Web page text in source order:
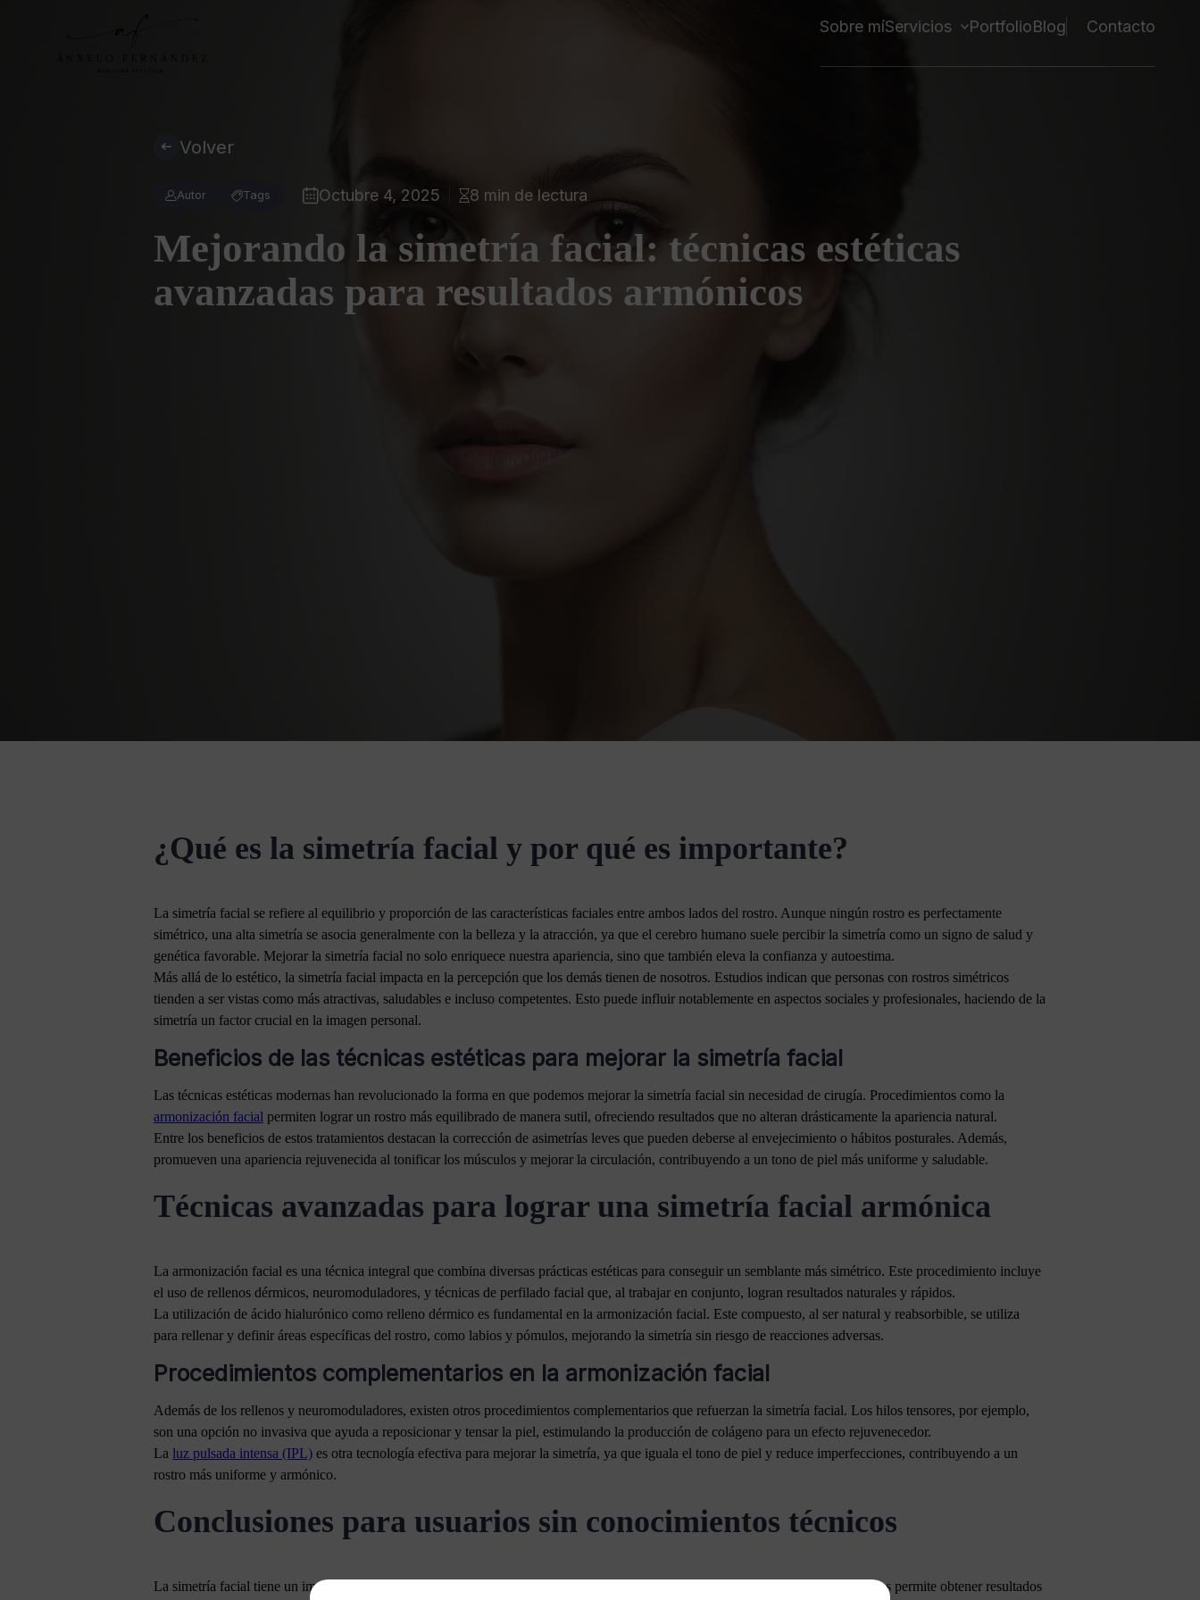
Sobre míServicios PortfolioBlog Contacto
Volver
Autor Tags Octubre 4, 2025 8 min de lectura
Mejorando la simetría facial: técnicas estéticas
avanzadas para resultados armónicos
¿Qué es la simetría facial y por qué es importante?
La simetría facial se refiere al equilibrio y proporción de las características faciales entre ambos lados del rostro. Aunque ningún rostro es perfectamente
simétrico, una alta simetría se asocia generalmente con la belleza y la atracción, ya que el cerebro humano suele percibir la simetría como un signo de salud y
genética favorable. Mejorar la simetría facial no solo enriquece nuestra apariencia, sino que también eleva la confianza y autoestima.
Más allá de lo estético, la simetría facial impacta en la percepción que los demás tienen de nosotros. Estudios indican que personas con rostros simétricos
tienden a ser vistas como más atractivas, saludables e incluso competentes. Esto puede influir notablemente en aspectos sociales y profesionales, haciendo de la
simetría un factor crucial en la imagen personal.
Beneficios de las técnicas estéticas para mejorar la simetría facial
Las técnicas estéticas modernas han revolucionado la forma en que podemos mejorar la simetría facial sin necesidad de cirugía. Procedimientos como la
armonización facial permiten lograr un rostro más equilibrado de manera sutil, ofreciendo resultados que no alteran drásticamente la apariencia natural.
Entre los beneficios de estos tratamientos destacan la corrección de asimetrías leves que pueden deberse al envejecimiento o hábitos posturales. Además,
promueven una apariencia rejuvenecida al tonificar los músculos y mejorar la circulación, contribuyendo a un tono de piel más uniforme y saludable.
Técnicas avanzadas para lograr una simetría facial armónica
La armonización facial es una técnica integral que combina diversas prácticas estéticas para conseguir un semblante más simétrico. Este procedimiento incluye
el uso de rellenos dérmicos, neuromoduladores, y técnicas de perfilado facial que, al trabajar en conjunto, logran resultados naturales y rápidos.
La utilización de ácido hialurónico como relleno dérmico es fundamental en la armonización facial. Este compuesto, al ser natural y reabsorbible, se utiliza
para rellenar y definir áreas específicas del rostro, como labios y pómulos, mejorando la simetría sin riesgo de reacciones adversas.
Procedimientos complementarios en la armonización facial
Además de los rellenos y neuromoduladores, existen otros procedimientos complementarios que refuerzan la simetría facial. Los hilos tensores, por ejemplo,
son una opción no invasiva que ayuda a reposicionar y tensar la piel, estimulando la producción de colágeno para un efecto rejuvenecedor.
La luz pulsada intensa (IPL) es otra tecnología efectiva para mejorar la simetría, ya que iguala el tono de piel y reduce imperfecciones, contribuyendo a un
rostro más uniforme y armónico.
Conclusiones para usuarios sin conocimientos técnicos
La simetría facial tiene un impacto directo en nuestra imagen social y profesional. Mejorarla a través de técnicas estéticas avanzadas permite obtener resultados